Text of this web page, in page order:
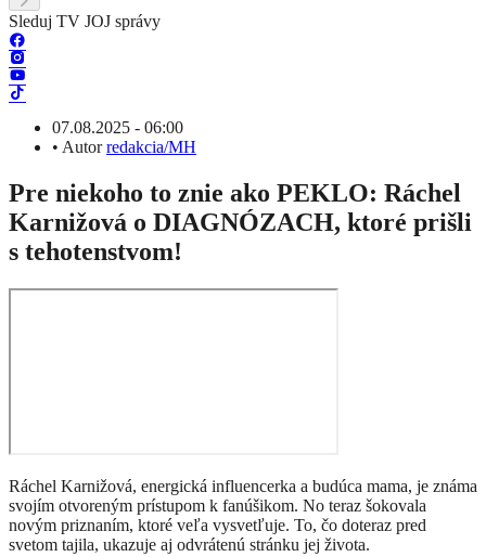
Sleduj TV JOJ správy
07.08.2025 - 06:00
• Autorredakcia/MH
Pre niekoho to znie ako PEKLO: Ráchel
Karnižová o DIAGNÓZACH, ktoré prišli
s tehotenstvom!
Ráchel Karnižová, energická influencerka a budúca mama, je známa
svojím otvoreným prístupom k fanúšikom. No teraz šokovala
novým priznaním, ktoré veľa vysvetľuje. To, čo doteraz pred
svetom tajila, ukazuje aj odvrátenú stránku jej života.